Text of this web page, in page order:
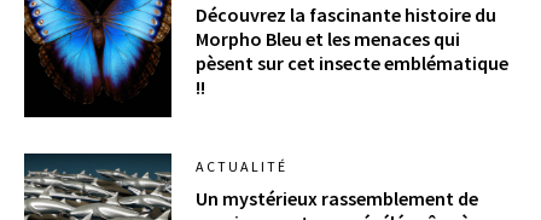
Découvrez la fascinante histoire du
Morpho Bleu et les menaces qui
pèsent sur cet insecte emblématique
!!
ACTUALITÉ
Un mystérieux rassemblement de